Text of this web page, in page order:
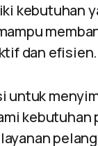
kebutuhan
dan efisien.
untuk
kebutuhan